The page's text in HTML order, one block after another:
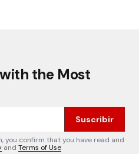
the Most
Suscribir
you confirm that you have read and
and Terms of Use